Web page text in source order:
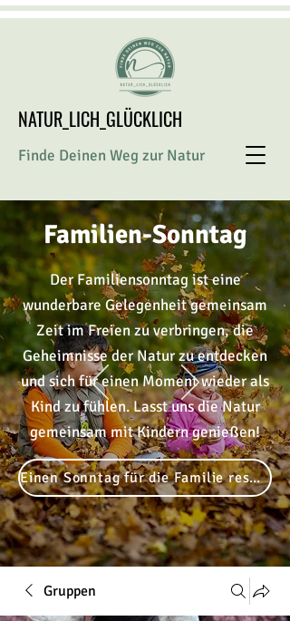
NATUR_LICH_GLÜCKLICH
Finde Deinen Weg zur Natur
Familien-Sonntag
Der Familiensonntag ist eine
wunderbare Gelegenheit gemeinsam
Zeit im Freien zu verbringen, die
Geheimnisseder Natur zu entdecken
und sich für einen Moment wieder als
Kind zu fühlen. Lasst uns die Natur
gemeinsam mit Kindern genießen!
Einen Sonntag für die Familie reservieren
Gruppen